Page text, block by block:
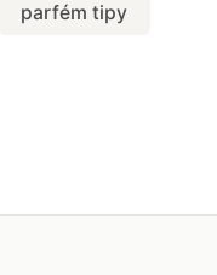
parfém tipy